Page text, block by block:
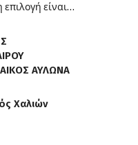
επιλογή είναι…
ΑΥΛΩΝΑ
Χαλιών